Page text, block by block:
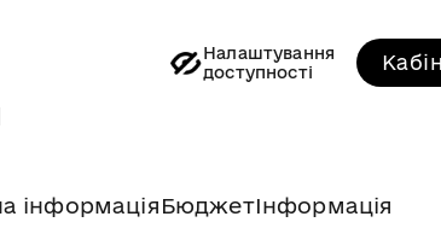
Налаштування
доступності
інформаціяБюджетІнформація